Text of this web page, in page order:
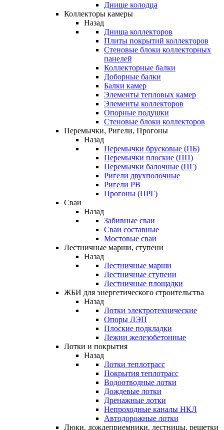
Днище колодца
Коллекторы камеры
Назад
Днища коллекторов
Плиты покрытий коллекторов
Стеновые блоки коллекторных
панелей
Коллекторные балки
Доборные балки
Балки камер
Элементы тепловых камер
Элементы коллекторов
Опорные подушки
Стеновые блоки коллекторов
Перемычки, Ригели, Прогоны
Назад
Перемычки брусковые (ПБ)
Перемычки плоские (ПП)
Перемычки балочные (ПГ)
Ригели двухполочные
Ригели РВ
Прогоны (ПРГ)
Сваи
Назад
Забивные сваи
Сваи составные
Мостовые сваи
Лестничные марши, ступени
Назад
Лестничные марши
Лестничные ступени
Лестничные площадки
ЖБИ для энергетического строительства
Назад
Лотки электротехнические
Опоры ЛЭП
Плоские подкладки
Лежни железобетонные
Лотки и покрытия
Назад
Лотки теплотрасс
Покрытия теплотрасс
Водоотводные лотки
Дождевые лотки
Дренажные лотки
Непроходные каналы НКЛ
Автодорожные лотки
Люки, дождеприемники, лестницы, решетки